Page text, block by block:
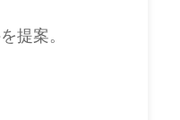
提案。